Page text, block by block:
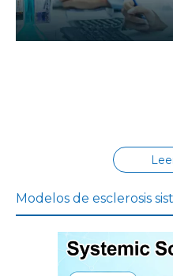
Modelos de esclerosis